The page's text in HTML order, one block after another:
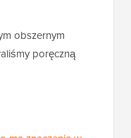
obszernym
poręczną